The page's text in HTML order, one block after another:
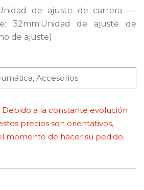
de ajuste de carrera ---
32mm;Unidad de ajuste de
de ajuste)
Accesorios
Debido a la constante evolución
precios son orientativos,
momento de hacer su pedido.